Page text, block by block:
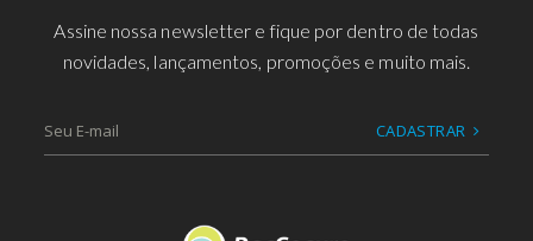
Assine nossa newsletter e fique por dentro de todas
novidades, lançamentos, promoções e muito mais.
CADASTRAR